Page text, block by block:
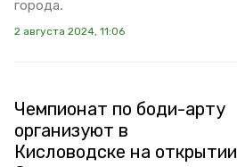
города.
2 августа 2024, 11:06
Чемпионат по боди-арту
организуют в
Кисловодске на открытии